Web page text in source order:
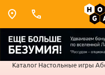
Каталог Настольные игры